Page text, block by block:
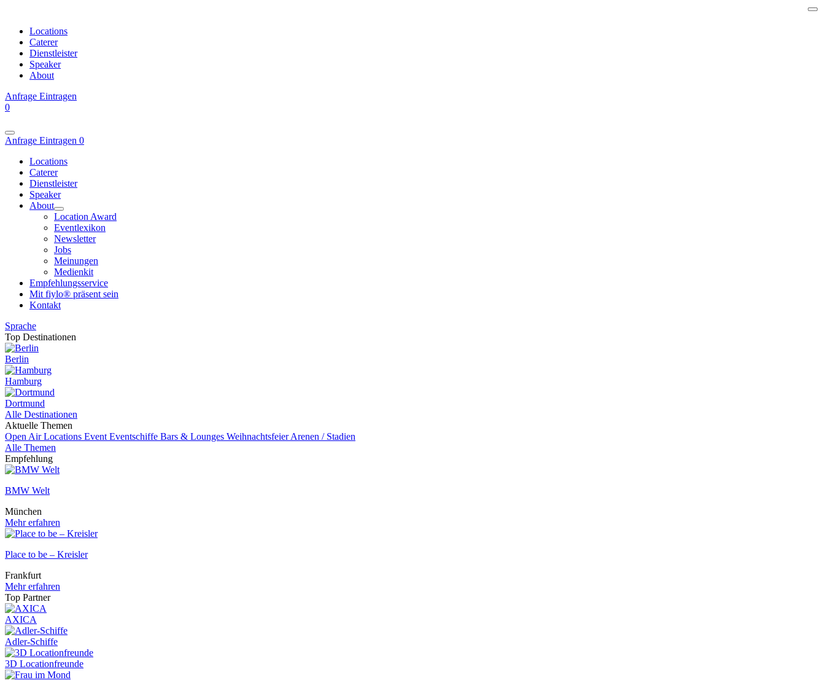
Locations
Caterer
Dienstleister
Speaker
About
Anfrage Eintragen
0
Anfrage Eintragen 0
Locations
Caterer
Dienstleister
Speaker
About
Location Award
Eventlexikon
Newsletter
Jobs
Meinungen
Medienkit
Empfehlungsservice
Mit fiylo® präsent sein
Kontakt
Sprache
Top Destinationen
Berlin
Hamburg
Dortmund
Alle Destinationen
Aktuelle Themen
Open Air Locations Event Eventschiffe Bars & Lounges WeihnachtsfeierArenen / Stadien
Alle Themen
Empfehlung
BMW Welt
München
Mehr erfahren
Place to be – Kreisler
Frankfurt
Mehr erfahren
Top Partner
AXICA
Adler-Schiffe
3D Locationfreunde